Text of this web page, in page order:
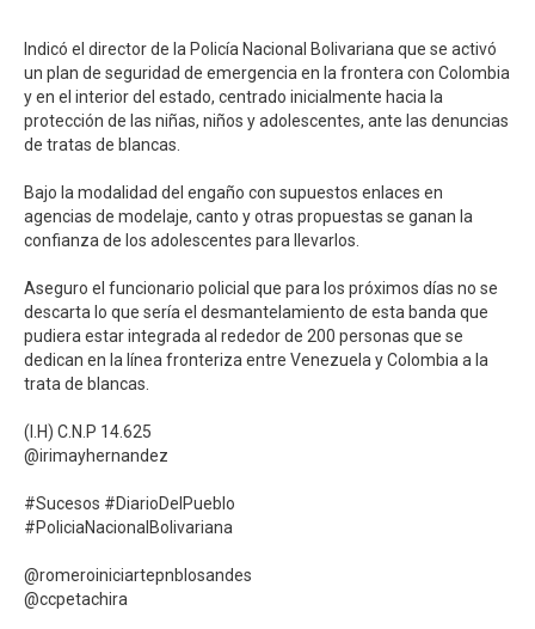
Indicó el director de la Policía Nacional Bolivariana que se activó
un plan de seguridad de emergencia en la frontera con Colombia
y en el interior del estado, centrado inicialmente hacia la
protección de las niñas, niños y adolescentes, ante las denuncias
de tratas de blancas. ⁣
Bajo la modalidad del engaño con supuestos enlaces en
agencias de modelaje, canto y otras propuestas se ganan la
confianza de los adolescentes para llevarlos. ⁣
Aseguro el funcionario policial que para los próximos días no se
descarta lo que sería el desmantelamiento de esta banda que
pudiera estar integrada al rededor de 200 personas que se
dedican en la línea fronteriza entre Venezuela y Colombia a la
trata de blancas.⁣
(I.H) C.N.P 14.625⁣
@irimayhernandez⁣
#Sucesos #DiarioDelPueblo⁣
#PoliciaNacionalBolivariana⁣
@romeroiniciartepnblosandes⁣
@ccpetachira